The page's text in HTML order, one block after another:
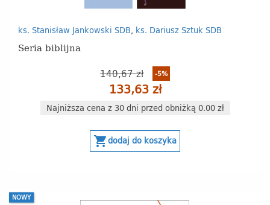
ks. Stanisław Jankowski SDB, ks. Dariusz Sztuk SDB
Seria biblijna
140,67 zł -5%
133,63 zł
Najniższa cena z 30 dni przed obniżką 0.00 zł
shopping_cartdodaj do koszyka
NOWY